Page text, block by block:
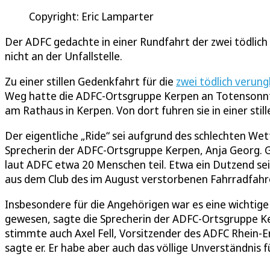
Copyright: Eric Lamparter
Der ADFC gedachte in einer Rundfahrt der zwei
nicht an der Unfallstelle.
Zu einer stillen Gedenkfahrt für die zwei tödlich
Weg hatte die ADFC-Ortsgruppe Kerpen an
am Rathaus in Kerpen. Von dort fuhren sie in einer
Der eigentliche „Ride“ sei aufgrund des schlechten
Sprecherin der ADFC-Ortsgruppe Kerpen, Anja
laut ADFC etwa 20 Menschen teil. Etwa ein Dutzend
aus dem Club des im August verstorbenen
Insbesondere für die Angehörigen war es eine
gewesen, sagte die Sprecherin der ADFC-Ortsgruppe
stimmte auch Axel Fell, Vorsitzender des ADFC
sagte er. Er habe aber auch das völlige